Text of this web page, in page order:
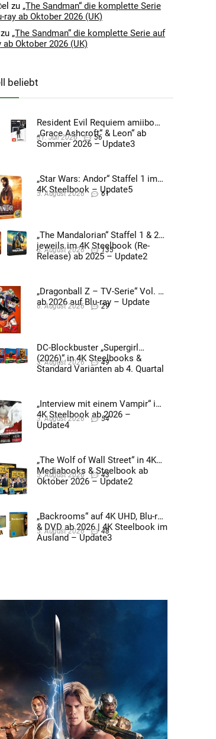
zu „The Sandman“ die komplette Serie
ray ab Oktober 2026 (UK)
zu „The Sandman“ die komplette Serie auf
ab Oktober 2026 (UK)
beliebt
Resident Evil Requiem amiibo
„Grace Ashcroft“ & Leon“ ab
Sommer 2026 – Update3
31. Juli 2026 56
„Star Wars: Andor“ Staffel 1 im
4K Steelbook – Update5
5. August 2026 61
„The Mandalorian“ Staffel 1 & 2
jeweils im 4K Steelbook (Re-
Release) ab 2025 – Update2
5. August 2026 135
„Dragonball Z – TV-Serie“ Vol. 4
ab 2026 auf Blu-ray – Update
6. August 2026 29
DC-Blockbuster „Supergirl
(2026)“ in 4K Steelbooks &
Standard Varianten ab 4. Quartal
3. August 2026 49
„Interview mit einem Vampir“ im
4K Steelbook ab 2026 –
Update4
3. August 2026 54
„The Wolf of Wall Street“ in 4K
Mediabooks & Steelbook ab
Oktober 2026 – Update2
5. August 2026 43
„Backrooms“ auf 4K UHD, Blu-ray
& DVD ab 2026 | 4K Steelbook im
Ausland – Update3
5. August 2026 48